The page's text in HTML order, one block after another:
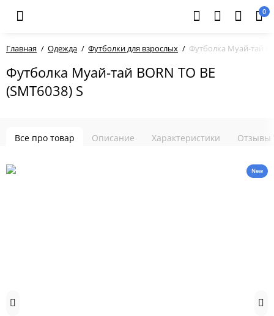
0
Главная Одежда Футболки для взрослых Футболка Муай-тай
Футболка Муай-тай BORN TO BE
(SMT6038) S
Все про товар Описание Характеристики Отзывы
New